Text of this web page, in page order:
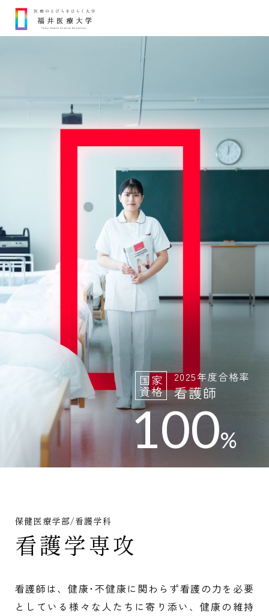
大学紹介
理事長・学長メッセージ
教員紹介
オープンキャンパス
大学概要
諸規定集・公開情報
学部・学科・大学院
理学療法学専攻
理学療法学専攻
アスレティックトレーナー
併修コース
作業療法学専攻 言語聴覚学専攻
就職支援
奨学金制度
キャリアサポート
就職状況
研究活動
お問い合わせ
受験生の方
在学生の方
保護者の方
卒業生の方
採用担当者の方
国家
資格
2025年度合格率
看護師
100%
保健医療学部/看護学科
看護学専攻
看護師は、健康･不健康に関わらず看護の力を必要
としている様々な人たちに寄り添い、健康の維持